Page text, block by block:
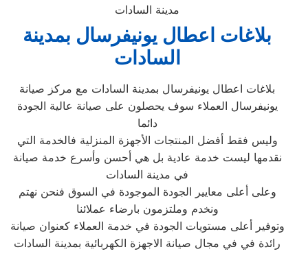
مدينة السادات
بلاغات اعطال يونيفرسال بمدينة
السادات
بلاغات اعطال يونيفرسال بمدينة السادات مع مركز صيانة
يونيفرسال العملاء سوف يحصلون على صيانة عالية الجودة
دائما
وليس فقط أفضل المنتجات الأجهزة المنزلية فالخدمة التي
نقدمها ليست خدمة عادية بل هي أحسن وأسرع خدمة صيانة
في مدينة السادات
وعلى أعلى معايير الجودة الموجودة في السوق فنحن نهتم
ونخدم وملتزمون بارضاء عملائنا
وتوفير أعلى مستويات الجودة في خدمة العملاء كعنوان صيانة
رائدة في في مجال صيانة الاجهزة الكهربائية بمدينة السادات